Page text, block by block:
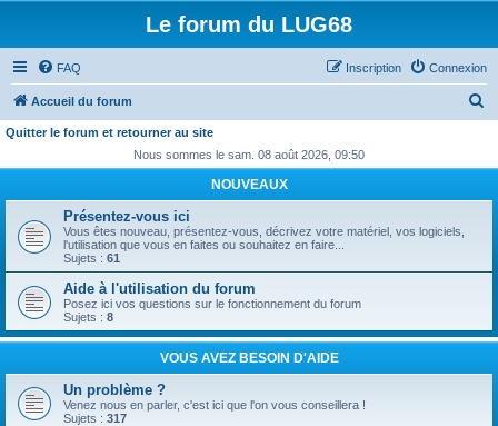
Le forum du LUG68
FAQ Connexion
Inscription
Accueil du forum
r
Quitter le forum et retourner au site
Nous sommes le sam. 08 août 2026, 09:50
NOUVEAUX
Présentez-vous ici
Vous êtes nouveau, présentez-vous, décrivez votre matériel, vos logiciels,
l'utilisation que vous en faites ou souhaitez en faire...
Sujets : 61
Aide à l'utilisation du forum
Posez ici vos questions sur le fonctionnement du forum
Sujets : 8
VOUS AVEZ BESOIN D'AIDE
Un problème ?
Venez nous en parler, c'est ici que l'on vous conseillera !
Sujets : 317